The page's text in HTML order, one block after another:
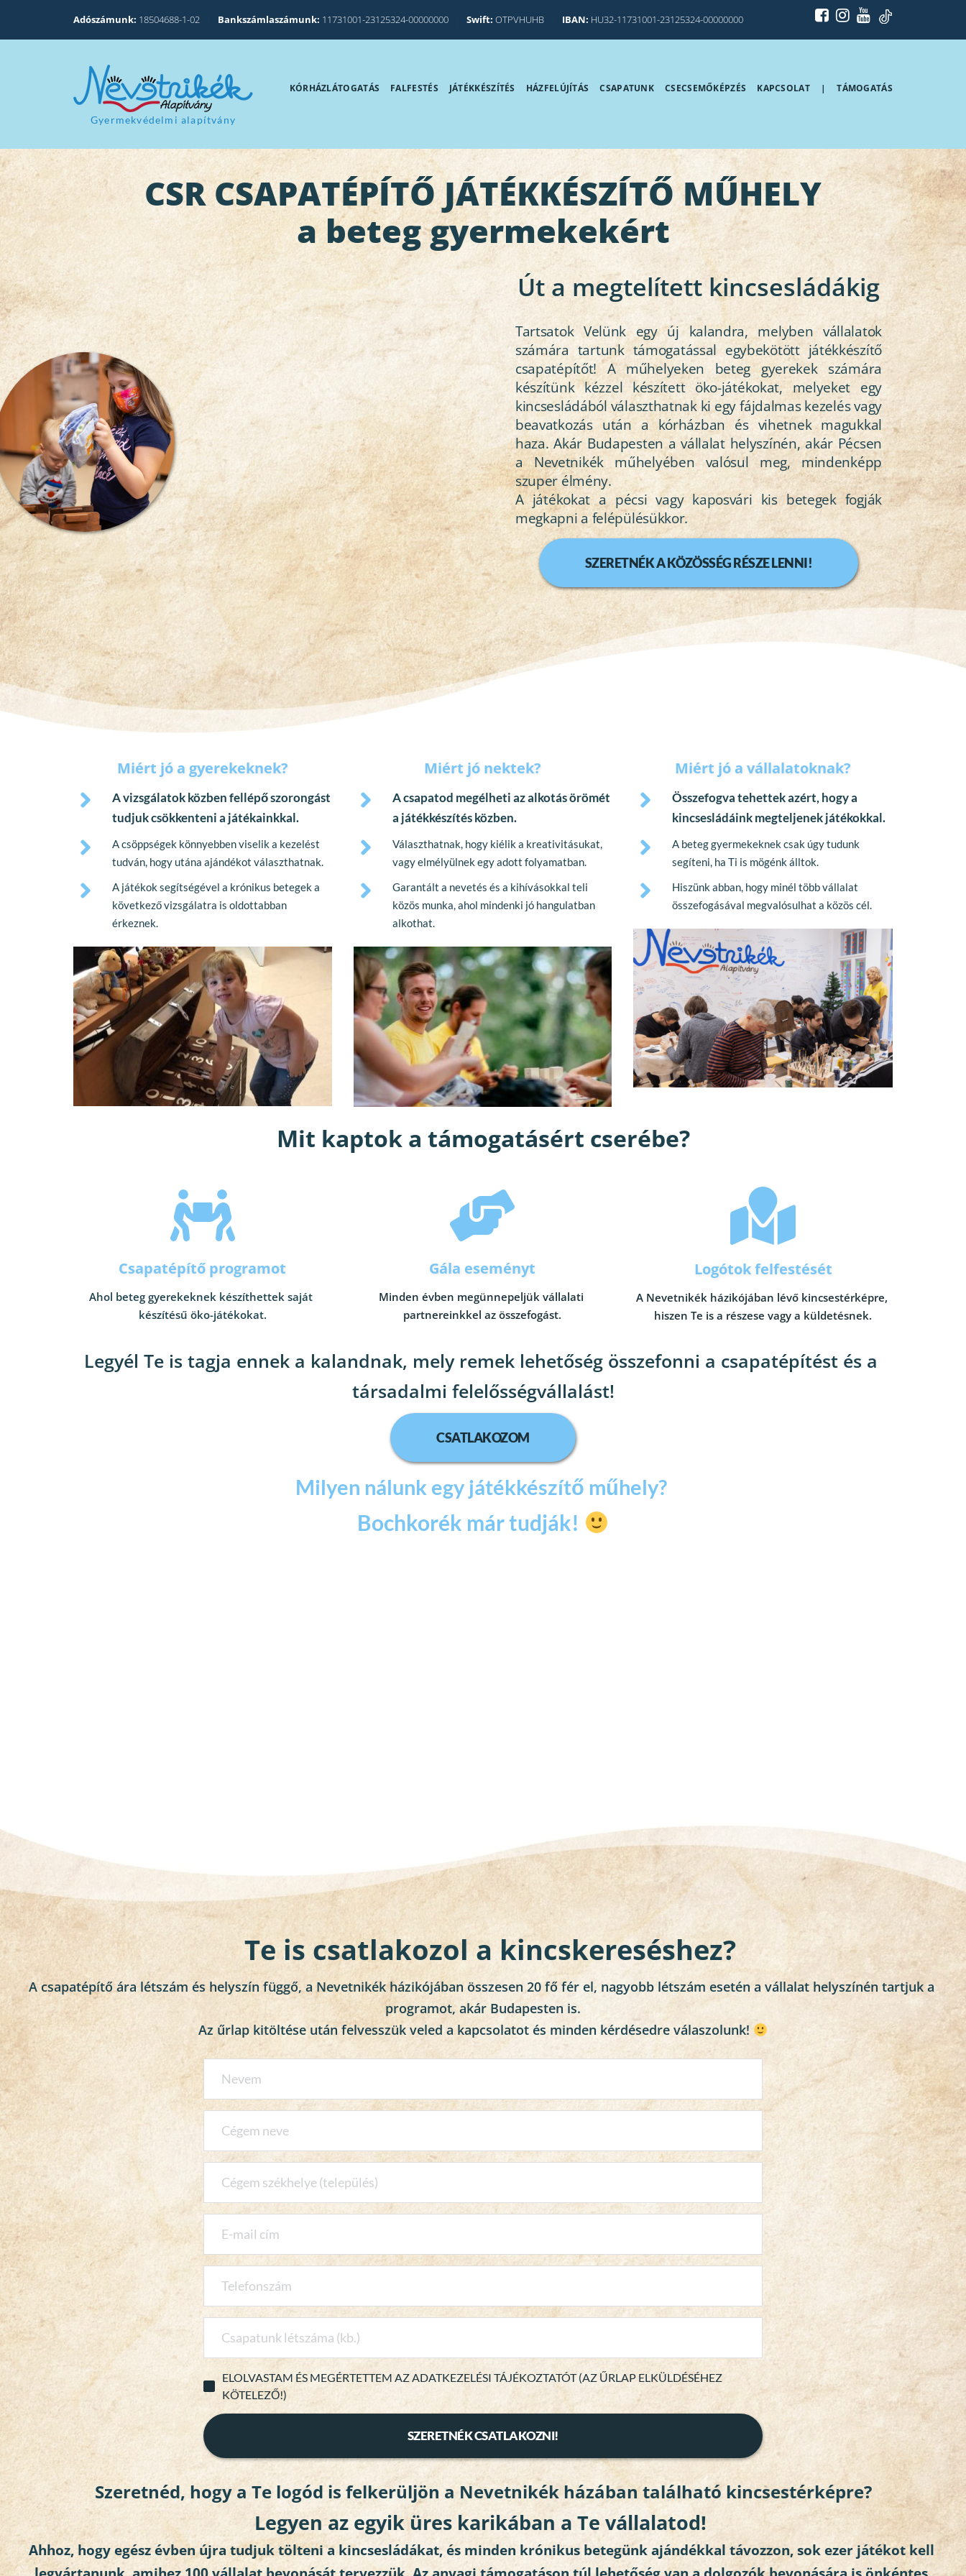
Adószámunk: 18504688-1-02 Bankszámlaszámunk: 11731001-23125324-00000000 Swift: OTPVHUHB IBAN: HU32-11731001-23125324-00000000
Gyermekvédelmi alapítvány
KÓRHÁZLÁTOGATÁS FALFESTÉS JÁTÉKKÉSZÍTÉS HÁZFELÚJÍTÁS CSAPATUNK CSECSEMŐKÉPZÉS KAPCSOLAT | TÁMOGATÁS
CSR CSAPATÉPÍTŐ JÁTÉKKÉSZÍTŐ MŰHELY
a beteg gyermekekért
Út a megtelített kincsesládákig
Tartsatok Velünk egy új kalandra, melyben vállalatok
számára tartunk támogatással egybekötött játékkészítő
csapatépítőt! A műhelyeken beteg gyerekek számára
készítünk kézzel készített öko-játékokat, melyeket egy
kincsesládából választhatnak ki egy fájdalmas kezelés vagy
beavatkozás után a kórházban és vihetnek magukkal
haza. Akár Budapesten a vállalat helyszínén, akár Pécsen
a Nevetnikék műhelyében valósul meg, mindenképp
szuper élmény.
A játékokat a pécsi vagy kaposvári kis betegek fogják
megkapni a felépülésükkor.
SZERETNÉK A KÖZÖSSÉG RÉSZE LENNI!
Miért jó a gyerekeknek?
A vizsgálatok közben fellépő szorongást
tudjuk csökkenteni a játékainkkal.
A csöppségek könnyebben viselik a kezelést
tudván, hogy utána ajándékot választhatnak.
A játékok segítségével a krónikus betegek a
következő vizsgálatra is oldottabban
érkeznek.
Miért jó nektek?
A csapatod megélheti az alkotás örömét
a játékkészítés közben.
Választhatnak, hogy kiélik a kreativitásukat,
vagy elmélyülnek egy adott folyamatban.
Garantált a nevetés és a kihívásokkal teli
közös munka, ahol mindenki jó hangulatban
alkothat.
Miért jó a vállalatoknak?
Összefogva tehettek azért, hogy a
kincsesládáink megteljenek játékokkal.
A beteg gyermekeknek csak úgy tudunk
segíteni, ha Ti is mögénk álltok.
Hiszünk abban, hogy minél több vállalat
összefogásával megvalósulhat a közös cél.
Mit kaptok a támogatásért cserébe?
Csapatépítő programot
Ahol beteg gyerekeknek készíthettek saját
készítésű öko-játékokat.
Gála eseményt
Minden évben megünnepeljük vállalati
partnereinkkel az összefogást.
Logótok felfestését
A Nevetnikék házikójában lévő kincsestérképre,
hiszen Te is a részese vagy a küldetésnek.
Legyél Te is tagja ennek a kalandnak, mely remek lehetőség összefonni a csapatépítést és a
társadalmi felelősségvállalást!
CSATLAKOZOM
Milyen nálunk egy játékkészítő műhely?
Bochkorék már tudják!
  Te is csatlakozol a kincskereséshez?
A csapatépítő ára létszám és helyszín függő, a Nevetnikék házikójában összesen 20 fő fér el, nagyobb létszám esetén a vállalat helyszínén tartjuk a
programot, akár Budapesten is.
Az űrlap kitöltése után felvesszük veled a kapcsolatot és minden kérdésedre válaszolunk!
ELOLVASTAM ÉS MEGÉRTETTEM AZ ADATKEZELÉSI TÁJÉKOZTATÓT (AZ ŰRLAP ELKÜLDÉSÉHEZ
KÖTELEZŐ!)
SZERETNÉK CSATLAKOZNI!
Szeretnéd, hogy a Te logód is felkerüljön a Nevetnikék házában található kincsestérképre?
Legyen az egyik üres karikában a Te vállalatod!
Ahhoz, hogy egész évben újra tudjuk tölteni a kincsesládákat, és minden krónikus betegünk ajándékkal távozzon, sok ezer játékot kell